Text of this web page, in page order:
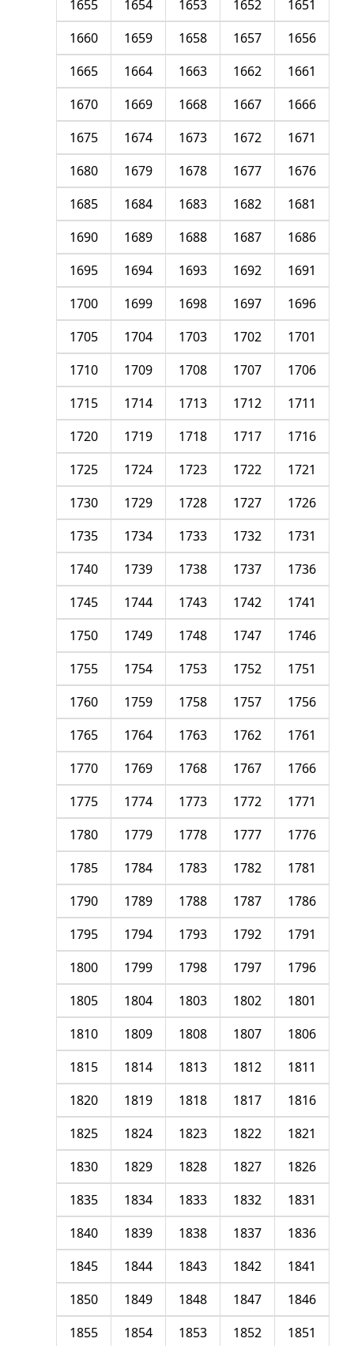
1651
1652
1653
1654
1655
1656
1657
1658
1659
1660
1661
1662
1663
1664
1665
1666
1667
1668
1669
1670
1671
1672
1673
1674
1675
1676
1677
1678
1679
1680
1681
1682
1683
1684
1685
1686
1687
1688
1689
1690
1691
1692
1693
1694
1695
1696
1697
1698
1699
1700
1701
1702
1703
1704
1705
1706
1707
1708
1709
1710
1711
1712
1713
1714
1715
1716
1717
1718
1719
1720
1721
1722
1723
1724
1725
1726
1727
1728
1729
1730
1731
1732
1733
1734
1735
1736
1737
1738
1739
1740
1741
1742
1743
1744
1745
1746
1747
1748
1749
1750
1751
1752
1753
1754
1755
1756
1757
1758
1759
1760
1761
1762
1763
1764
1765
1766
1767
1768
1769
1770
1771
1772
1773
1774
1775
1776
1777
1778
1779
1780
1781
1782
1783
1784
1785
1786
1787
1788
1789
1790
1791
1792
1793
1794
1795
1796
1797
1798
1799
1800
1801
1802
1803
1804
1805
1806
1807
1808
1809
1810
1811
1812
1813
1814
1815
1816
1817
1818
1819
1820
1821
1822
1823
1824
1825
1826
1827
1828
1829
1830
1831
1832
1833
1834
1835
1836
1837
1838
1839
1840
1841
1842
1843
1844
1845
1846
1847
1848
1849
1850
1851
1852
1853
1854
1855